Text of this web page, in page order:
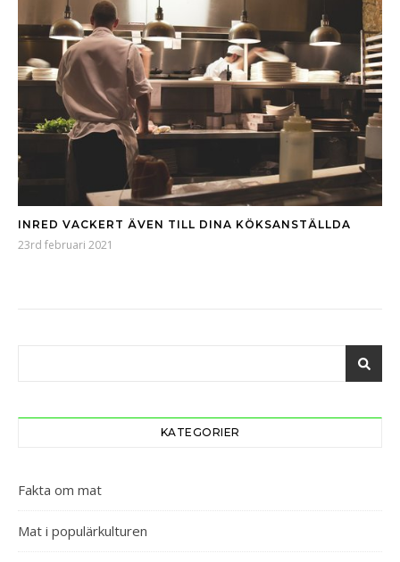
INRED VACKERT ÄVEN TILL DINA KÖKSANSTÄLLDA
23rd februari 2021
KATEGORIER
Fakta om mat
Mat i populärkulturen